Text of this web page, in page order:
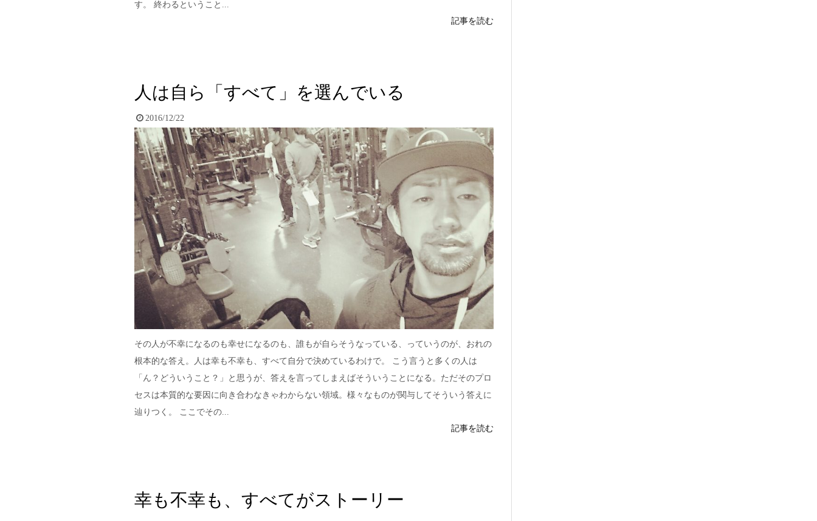
す。 終わるということ...
記事を読む
人は自ら「すべて」を選んでいる
2016/12/22
その人が不幸になるのも幸せになるのも、誰もが自らそうなっている、っていうのが、おれの
根本的な答え。人は幸も不幸も、すべて自分で決めているわけで。 こう言うと多くの人は
「ん？どういうこと？」と思うが、答えを言ってしまえばそういうことになる。ただそのプロ
セスは本質的な要因に向き合わなきゃわからない領域。様々なものが関与してそういう答えに
辿りつく。 ここでその...
記事を読む
幸も不幸も、すべてがストーリー